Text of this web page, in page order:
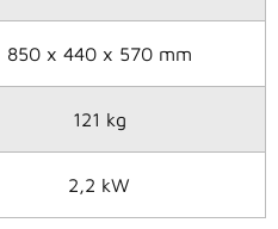
850 x 440 x 570 mm
121 kg
2,2 kW